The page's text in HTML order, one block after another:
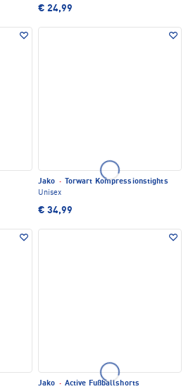
€ 24,99
Jako ·
Torwart Kompressionstights
Unisex
€ 34,99
Jako · Active Fußballshorts